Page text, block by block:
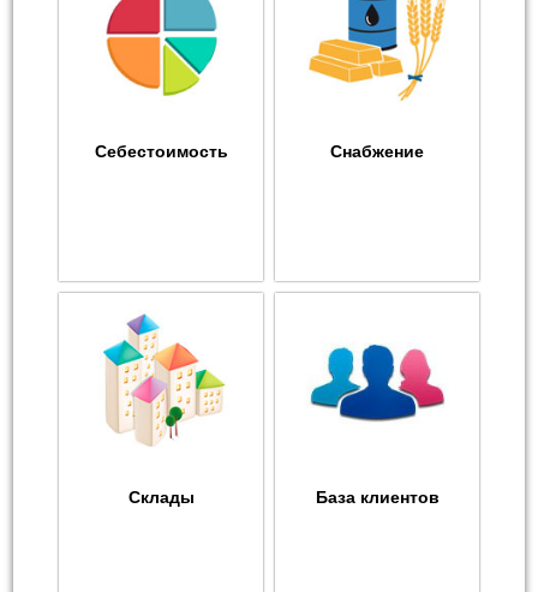
Себестоимость Снабжение
Склады База клиентов